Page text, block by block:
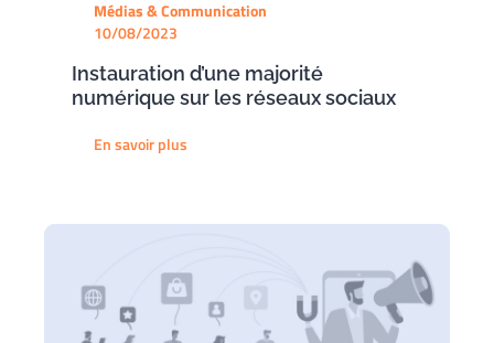
Médias & Communication
10/08/2023
Instauration d’une majorité
numérique sur les réseaux sociaux
En savoir plus